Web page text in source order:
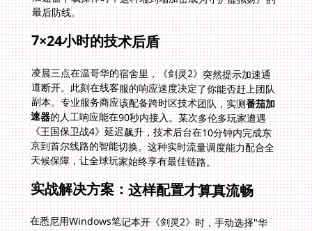
最后防线。
7×24小时的技术后盾
凌晨三点在温哥华的宿舍里，《剑灵2》突然提示加速通
道断开。此刻在线客服的响应速度决定了你能否赶上团队
副本。专业服务商应该配备跨时区技术团队，实测番茄加
速器的人工响应能在90秒内接入。某次多伦多玩家遭遇
《王国保卫战4》延迟飙升，技术后台在10分钟内完成东
京到首尔线路的智能切换。这种实时流量调度能力配合全
天候保障，让全球玩家始终享有最佳链路。
实战解决方案：这样配置才算真流畅
在悉尼用Windows笔记本开《剑灵2》时，手动选择"华
东电竞节点"比智能推荐延迟高出40ms。真正优秀的加速
器具备动态链路决策能力，基于你的地理位置、当前网络
拥塞度甚至游戏类型自动匹配线路。比如玩《炉石传说》
这类卡牌游戏可选择中等加密强度的线路平衡速度与安
全，而MMORPG则优先最低延迟方案。需要提醒的是，
海外华人进行炉石传说国外加速器下载时务必从官网获取